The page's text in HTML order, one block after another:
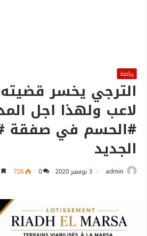
رياضة
الترجي يخسر
لاعب ولهذا اجل
#الحسم في صفقة
الجديد
admin 3 نوفمبر 2020 0
728